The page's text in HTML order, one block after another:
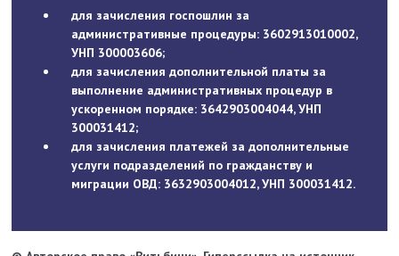
для зачисления госпошлин за
административные процедуры: 3602913010002,
УНП 300003606;
для зачисления дополнительной платы за
выполнение административных процедур в
ускоренном порядке: 3642903004044, УНП
300031412;
для зачисления платежей за дополнительные
услуги подразделений по гражданству и
миграции ОВД: 3632903004012, УНП 300031412.